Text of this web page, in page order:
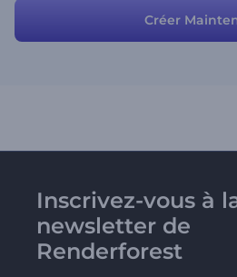
Créer
Inscrivez-vous à
newsletter de
Renderforest